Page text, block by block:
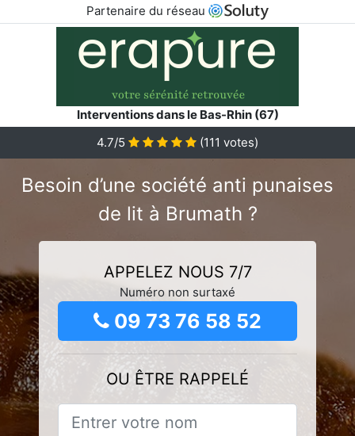
Partenaire du réseau
Interventions dans le Bas-Rhin (67)
4.7/5
(111 votes)
Besoin d’une société anti punaises
de lit à Brumath ?
APPELEZ NOUS 7/7
Numéro non surtaxé
09 73 76 58 52
OU ÊTRE RAPPELÉ